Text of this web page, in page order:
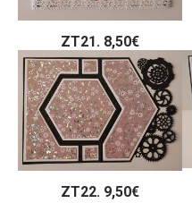
ZT21. 8,50€
ZT22. 9,50€